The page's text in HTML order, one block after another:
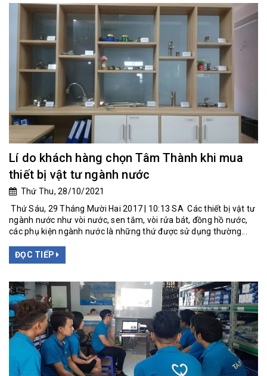
Lí do khách hàng chọn Tâm Thành khi mua
thiết bị vật tư ngành nước
Thứ Thu, 28/10/2021
Thứ Sáu, 29 Tháng Mười Hai 2017 | 10:13 SA Các thiết bị vật tư
ngành nước như vòi nước, sen tắm, vòi rửa bát, đồng hồ nước,
các phụ kiện ngành nước là những thứ được sử dụng thường...
ĐỌC TIẾP